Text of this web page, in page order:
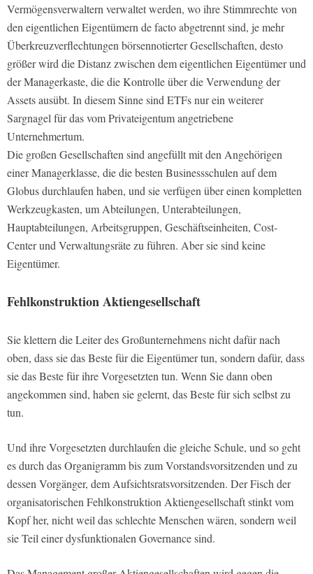
Vermögensverwaltern verwaltet werden, wo ihre Stimmrechte von
den eigentlichen Eigentümern de facto abgetrennt sind, je mehr
Überkreuzverflechtungen börsennotierter Gesellschaften, desto
größer wird die Distanz zwischen dem eigentlichen Eigentümer und
der Managerkaste, die die Kontrolle über die Verwendung der
Assets ausübt. In diesem Sinne sind ETFs nur ein weiterer
Sargnagel für das vom Privateigentum angetriebene
Unternehmertum.
Die großen Gesellschaften sind angefüllt mit den Angehörigen
einer Managerklasse, die die besten Businessschulen auf dem
Globus durchlaufen haben, und sie verfügen über einen kompletten
Werkzeugkasten, um Abteilungen, Unterabteilungen,
Hauptabteilungen, Arbeitsgruppen, Geschäftseinheiten, Cost­-
Center und Verwaltungsräte zu führen. Aber sie sind keine
Eigentümer.
Fehlkonstruktion Aktiengesellschaft
Sie klettern die Leiter des Großunternehmens nicht dafür nach
oben, dass sie das Beste für die Eigentümer tun, sondern dafür, dass
sie das Beste für ihre Vorgesetzten tun. Wenn Sie dann oben
angekommen sind, haben sie gelernt, das Beste für sich selbst zu
tun.
Und ihre Vorgesetzten durchlaufen die gleiche Schule, und so geht
es durch das Organigramm bis zum Vorstandsvorsitzenden und zu
dessen Vorgänger, dem Aufsichtsratsvorsitzenden. Der Fisch der
organisatorischen Fehlkonstruktion Aktiengesellschaft stinkt vom
Kopf her, nicht weil das schlechte Menschen wären, sondern weil
sie Teil einer dysfunktionalen Governance sind.